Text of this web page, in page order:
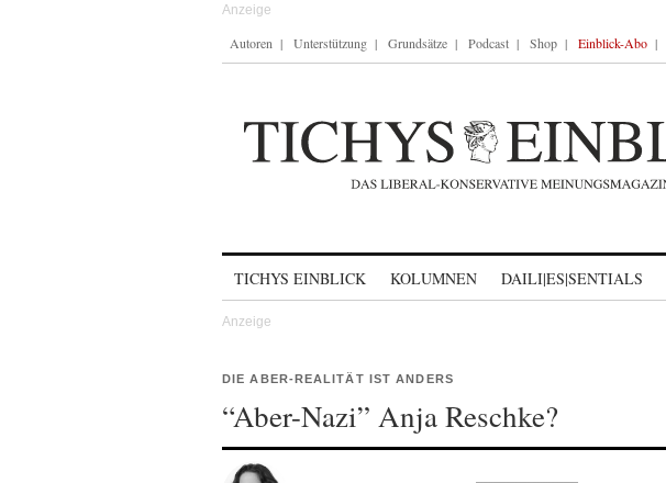
Autoren Unterstützung Grundsätze Podcast Shop Einblick-Abo
TICHYS EINBLICK KOLUMNEN DAILI|ES|SENTIALS
DIE ABER-REALITÄT IST ANDERS
“Aber-Nazi” Anja Reschke?